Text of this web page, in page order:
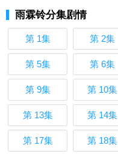
雨霖铃分集剧情
第 1集 第 2集
第 5集 第 6集
第 9集 第 10集
第 13集 第 14集
第 17集 第 18集